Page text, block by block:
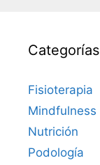
Categorías
Fisioterapia
Mindfulness
Nutrición
Podología